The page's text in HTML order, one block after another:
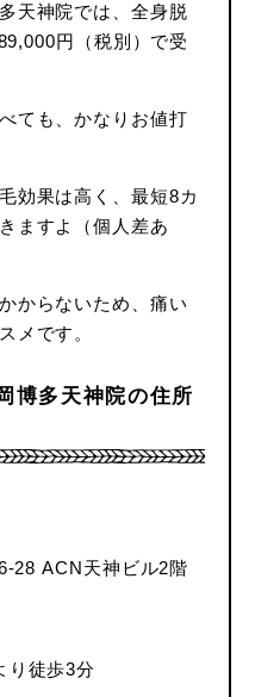
天神院では、全身脱
円（税別）で受
ても、かなりお値打
効果は高く、最短8カ
ますよ（個人差あ
からないため、痛い
メです。
博多天神院の住所
28 ACN天神ビル2階
り徒歩3分